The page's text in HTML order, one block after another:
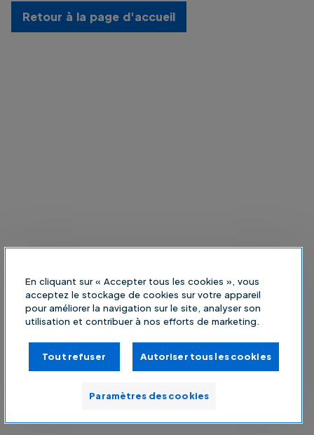
Retour à la page d'accueil
En cliquant sur « Accepter tous les cookies », vous
acceptez le stockage de cookies sur votre appareil
pour améliorer la navigation sur le site, analyser son
utilisation et contribuer à nos efforts de marketing.
Tout refuser Autoriser tous les cookies
Paramètres des cookies